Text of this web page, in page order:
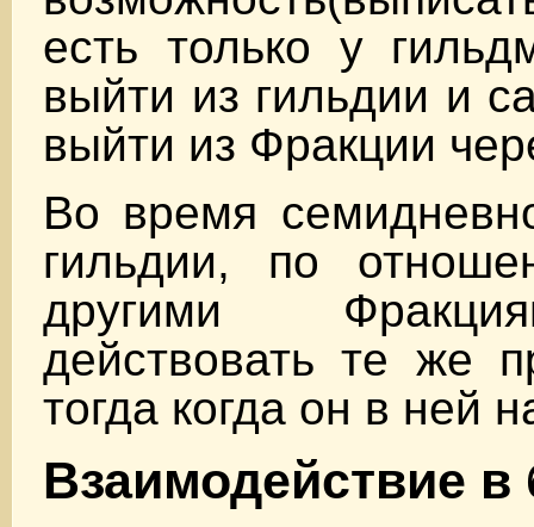
есть только у
выйти из гильдии и
выйти из Фракции
Во время
гильдии, по
другими
действовать те же
тогда когда он в ней
Взаимодействие